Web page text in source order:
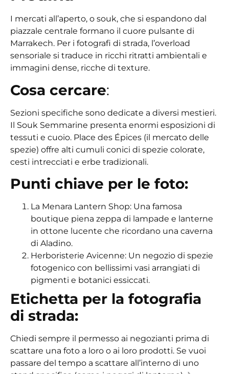
I mercati all’aperto, o souk, che si espandono dal
piazzale centrale formano il cuore pulsante di
Marrakech. Per i fotografi di strada, l’overload
sensoriale si traduce in ricchi ritratti ambientali e
immagini dense, ricche di texture.
Cosa cercare:
Sezioni specifiche sono dedicate a diversi mestieri.
Il Souk Semmarine presenta enormi esposizioni di
tessuti e cuoio. Place des Épices (il mercato delle
spezie) offre alti cumuli conici di spezie colorate,
cesti intrecciati e erbe tradizionali.
Punti chiave per le foto:
La Menara Lantern Shop: Una famosa
boutique piena zeppa di lampade e lanterne
in ottone lucente che ricordano una caverna
di Aladino.
Herboristerie Avicenne: Un negozio di spezie
fotogenico con bellissimi vasi arrangiati di
pigmenti e botanici essiccati.
Etichetta per la fotografia
di strada:
Chiedi sempre il permesso ai negozianti prima di
scattare una foto a loro o ai loro prodotti. Se vuoi
passare del tempo a scattare all’interno di uno